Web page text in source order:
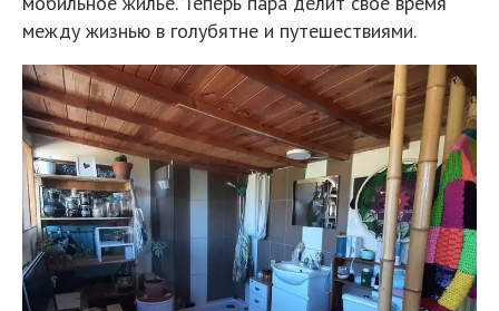
между жизнью в голубятне и путешествиями.